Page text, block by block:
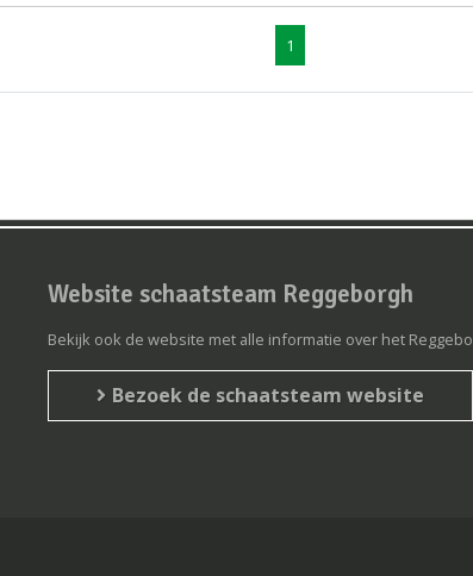
1
Website schaatsteam Reggeborgh
Bekijk ook de website met alle informatie over het
Bezoek de schaatsteam website